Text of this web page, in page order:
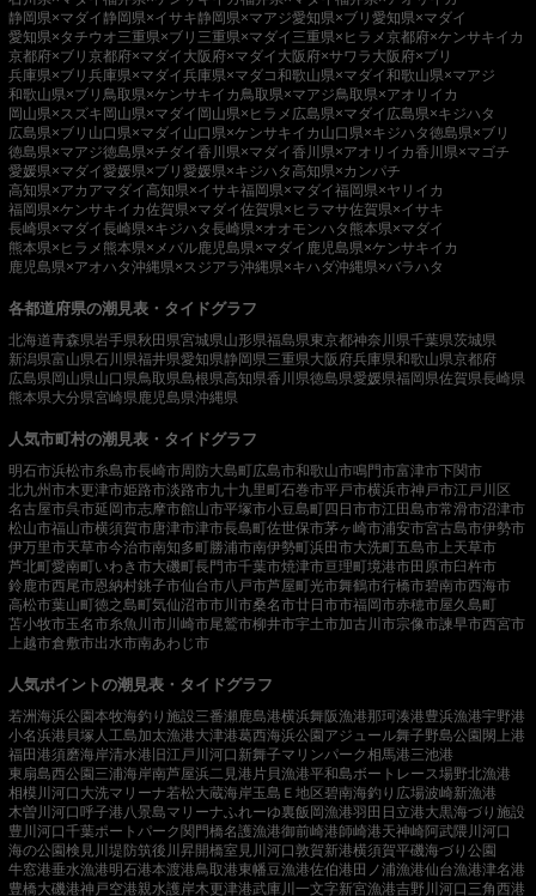
静岡県×マダイ 静岡県×イサキ静岡県×マアジ愛知県×ブリ 愛知県×マダイ
愛知県×タチウオ三重県×ブリ 三重県×マダイ 三重県×ヒラメ京都府×ケンサキイカ
京都府×ブリ 京都府×マダイ 大阪府×マダイ 大阪府×サワラ 大阪府×ブリ
兵庫県×ブリ 兵庫県×マダイ兵庫県×マダコ和歌山県×マダイ和歌山県×マアジ
和歌山県×ブリ 鳥取県×ケンサキイカ鳥取県×マアジ鳥取県×アオリイカ
岡山県×スズキ 岡山県×マダイ 岡山県×ヒラメ 広島県×マダイ 広島県×キジハタ
広島県×ブリ 山口県×マダイ 山口県×ケンサキイカ 山口県×キジハタ徳島県×ブリ
徳島県×マアジ徳島県×チダイ香川県×マダイ香川県×アオリイカ香川県×マゴチ
愛媛県×マダイ愛媛県×ブリ 愛媛県×キジハタ高知県×カンパチ
高知県×アカアマダイ高知県×イサキ福岡県×マダイ福岡県×ヤリイカ
福岡県×ケンサキイカ佐賀県×マダイ佐賀県×ヒラマサ佐賀県×イサキ
長崎県×マダイ長崎県×キジハタ長崎県×オオモンハタ 熊本県×マダイ
熊本県×ヒラメ 熊本県×メバル鹿児島県×マダイ 鹿児島県×ケンサキイカ
鹿児島県×アオハタ沖縄県×スジアラ沖縄県×キハダ沖縄県×バラハタ
各都道府県の潮見表・タイドグラフ
北海道青森県岩手県秋田県宮城県山形県福島県東京都神奈川県千葉県茨城県
新潟県富山県石川県福井県愛知県静岡県三重県大阪府兵庫県和歌山県京都府
広島県岡山県山口県鳥取県島根県高知県香川県徳島県愛媛県福岡県佐賀県長崎県
熊本県大分県宮崎県鹿児島県沖縄県
人気市町村の潮見表・タイドグラフ
明石市浜松市糸島市長崎市周防大島町広島市和歌山市鳴門市富津市下関市
北九州市木更津市姫路市淡路市九十九里町石巻市平戸市横浜市神戸市江戸川区
名古屋市呉市延岡市志摩市館山市平塚市小豆島町四日市市江田島市常滑市沼津市
松山市福山市横須賀市唐津市津市長島町佐世保市茅ヶ崎市浦安市宮古島市伊勢市
伊万里市天草市今治市南知多町勝浦市南伊勢町浜田市大洗町五島市 上天草市
芦北町愛南町いわき市大磯町長門市千葉市焼津市亘理町境港市田原市臼杵市
鈴鹿市西尾市恩納村銚子市仙台市八戸市芦屋町光市舞鶴市行橋市碧南市西海市
高松市葉山町徳之島町気仙沼市市川市桑名市廿日市市福岡市赤穂市屋久島町
苫小牧市玉名市糸魚川市川崎市尾鷲市柳井市宇土市加古川市宗像市諫早市西宮市
上越市倉敷市出水市南あわじ市
人気ポイントの潮見表・タイドグラフ
若洲海浜公園本牧海釣り施設三番瀬鹿島港横浜舞阪漁港那珂湊港豊浜漁港宇野港
小名浜港 貝塚人工島加太漁港大津港葛西海浜公園 アジュール舞子野島公園 閖上港
福田港須磨海岸清水港 旧江戸川河口 新舞子マリンパーク相馬港三池港
東扇島西公園 三浦海岸南芦屋浜二見港 片貝漁港平和島ボートレース場野北漁港
相模川河口 大洗マリーナ若松大蔵海岸玉島Ｅ地区碧南海釣り広場波崎新漁港
木曽川河口呼子港八景島マリーナふれーゆ裏飯岡漁港羽田 日立港大黒海づり施設
豊川河口千葉ポートパーク 関門橋名護漁港御前崎港師崎港天神崎 阿武隈川河口
海の公園検見川堤防筑後川昇開橋室見川河口敦賀新港横須賀平磯海づり公園
牛窓港垂水漁港明石港本渡港鳥取港東幡豆漁港佐伯港 田ノ浦漁港仙台漁港津名港
豊橋大磯港神戸空港親水護岸木更津港武庫川一文字新宮漁港吉野川河口 三角西港